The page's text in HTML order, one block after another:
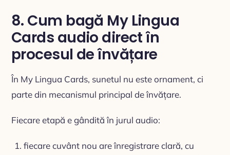
8. Cum bagă My Lingua
Cards audio direct în
procesul de învățare
În My Lingua Cards, sunetul nu este ornament, ci
parte din mecanismul principal de învățare.
Fiecare etapă e gândită în jurul audio:
fiecare cuvânt nou are înregistrare clară, cu